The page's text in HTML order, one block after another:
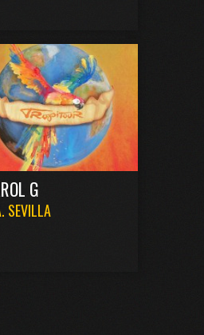
G
SEVILLA